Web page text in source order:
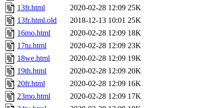
13fr.html
2020-02-28 12:09 25K
13fr.html.old
2018-12-13 10:01 25K
16mo.html
2020-02-28 12:09 18K
17tu.html
2020-02-28 12:09 23K
18we.html
2020-02-28 12:09 19K
19th.html
2020-02-28 12:09 20K
20fr.html
2020-02-28 12:09 16K
23mo.html
2020-02-28 12:09 17K